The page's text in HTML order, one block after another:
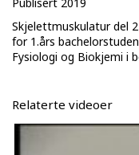
Skjelettmuskulatur del
for 1.års
Fysiologi og Biokjemi i
Relaterte videoer